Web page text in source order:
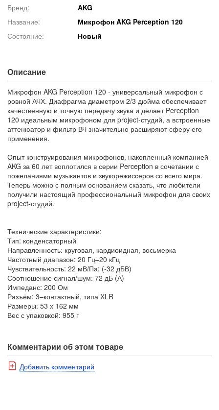
Бренд:
AKG
Название:
Микрофон AKG Perception 120
Состояние:
Новый
Описание
Микрофон AKG Perception 120 - универсальный микрофон с
ровной АЧХ. Диафрагма диаметром 2/3 дюйма обеспечивает
качественную и точную передачу звука и делает Perception
120 идеальным микрофоном для project-студий, а встроенные
аттенюатор и фильтр ВЧ значительно расширяют сферу его
применения.
Опыт конструирования микрофонов, накопленный компанией
AKG за 60 лет воплотился в серии Perception в сочетании с
пожеланиями музыкантов и звукорежиссеров со всего мира.
Теперь можно с полным основанием сказать, что любители
получили настоящий профессиональный микрофон для своих
project-студий.
Технические характеристики:
Тип: конденсаторный
Направленность: круговая, кардиоидная, восьмерка
Частотный диапазон: 20 Гц–20 кГц
Чувствительность: 22 мВ/Па; (-32 дБВ)
Соотношение сигнал/шум: 72 дБ (А)
Импеданс: 200 Ом
Разъём: 3–контактный, типа XLR
Размеры: 53 х 162 мм
Вес с упаковкой: 955 г
Комментарии об этом товаре
Добавить комментарий